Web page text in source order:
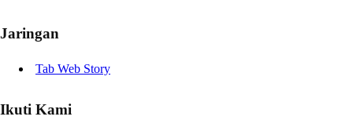
Jaringan
Tab Web Story
Ikuti Kami